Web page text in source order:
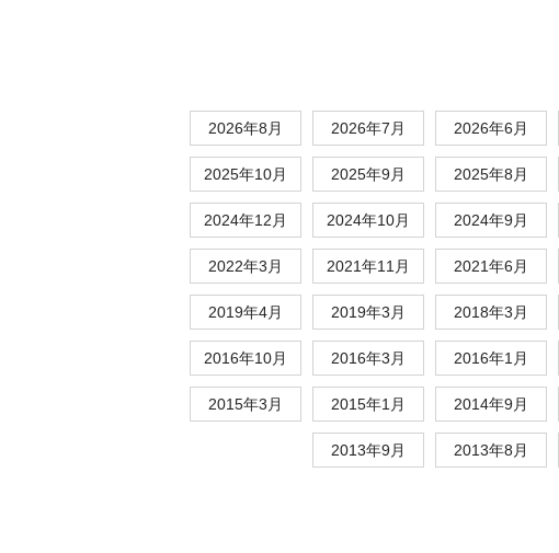
2026年8月 2026年7月 2026年6月
2025年10月 2025年9月 2025年8月
2024年12月 2024年10月 2024年9月
2022年3月 2021年11月 2021年6月
2019年4月 2019年3月 2018年3月
2016年10月 2016年3月 2016年1月
2015年3月 2015年1月 2014年9月
2013年9月 2013年8月